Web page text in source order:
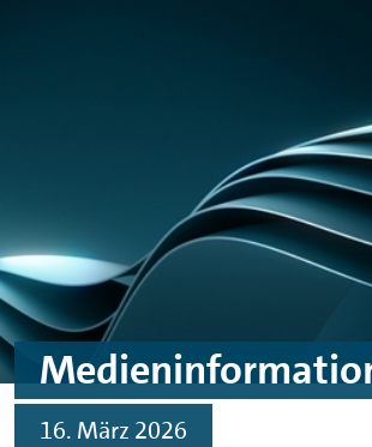
16. März 2026